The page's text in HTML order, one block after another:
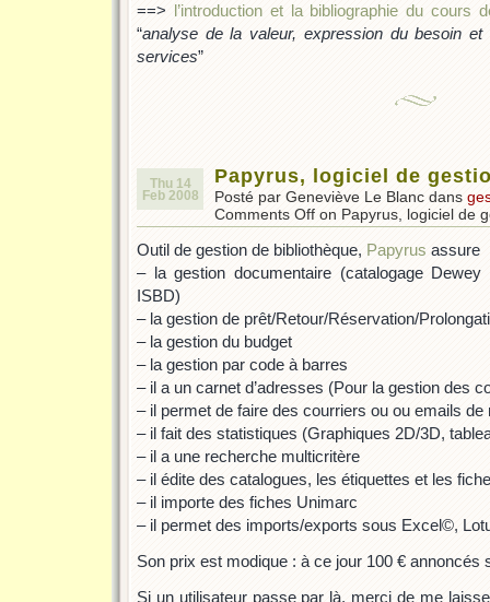
==> l’introduction et la bibliographie du cours
“analyse de la valeur, expression du besoin
services”
Thu 14
Feb 2008
Papyrus, logiciel de
Posté par Geneviève Le Blanc dans
Comments Off on Papyrus, logiciel de
Outil de gestion de bibliothèque, Papyrus assure
– la gestion documentaire (catalogage
ISBD)
– la gestion de prêt/Retour/Réservation/
– la gestion du budget
– la gestion par code à barres
– il a un carnet d’adresses (Pour la gestion des
– il permet de faire des courriers ou ou emails de
– il fait des statistiques (Graphiques 2D/3D,
– il a une recherche multicritère
– il édite des catalogues, les étiquettes et les
– il importe des fiches Unimarc
– il permet des imports/exports sous Excel©,
Son prix est modique : à ce jour 100 € annoncés
Si un utilisateur passe par là, merci de me